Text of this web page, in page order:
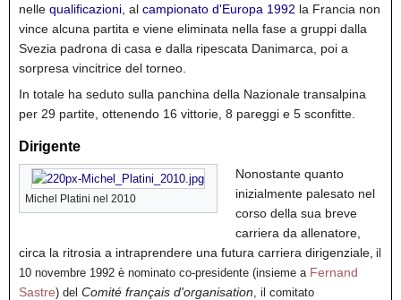
nelle qualificazioni , al campionato d'Europa 1992 la Francia non
vince alcuna partita e viene eliminata nella fase a gruppi dalla
Svezia padrona di casa e dalla ripescata Danimarca, poi a
sorpresa vincitrice del torneo.
In totale ha seduto sulla panchina della Nazionale transalpina
per 29 partite, ottenendo 16 vittorie, 8 pareggi e 5 sconfitte.
Dirigente
Michel Platini nel 2010
Nonostante quanto
inizialmente palesato nel
corso della sua breve
carriera da allenatore,
circa la ritrosia a intraprendere una futura carriera dirigenziale, il
10 novembre 1992 è nominato co-presidente (insieme a Fernand
Sastre) del Comité français d'organisation , il comitato